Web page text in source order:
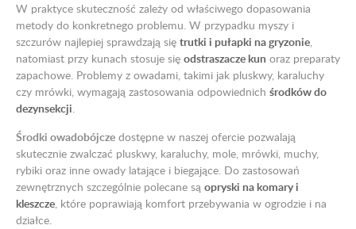
W praktyce skuteczność zależy od właściwego dopasowania
metody do konkretnego problemu. W przypadku myszy i
szczurów najlepiej sprawdzają się trutki i pułapki na gryzonie,
natomiast przy kunach stosuje się odstraszacze kun oraz preparaty
zapachowe. Problemy z owadami, takimi jak pluskwy, karaluchy
czy mrówki, wymagają zastosowania odpowiednich środków do
dezynsekcji.
Środki owadobójcze dostępne w naszej ofercie pozwalają
skutecznie zwalczać pluskwy, karaluchy, mole, mrówki, muchy,
rybiki oraz inne owady latające i biegające. Do zastosowań
zewnętrznych szczególnie polecane są opryski na komary i
kleszcze, które poprawiają komfort przebywania w ogrodzie i na
działce.